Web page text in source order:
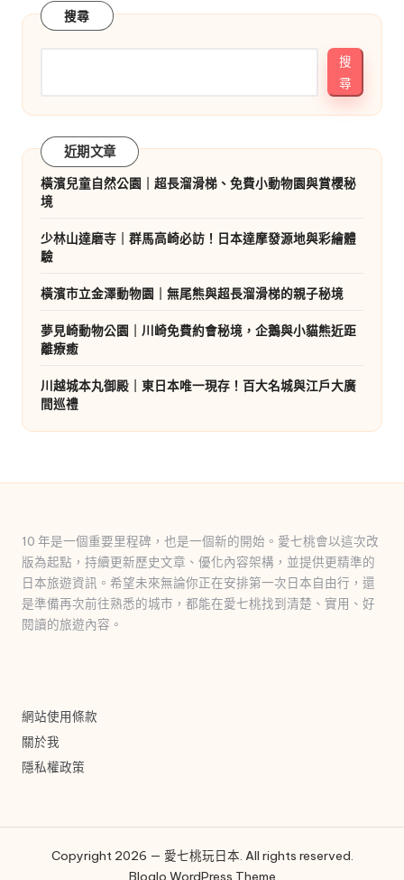
搜尋
搜
尋
近期文章
橫濱兒童自然公園｜超長溜滑梯、免費小動物園與賞櫻秘
境
少林山達磨寺｜群馬高崎必訪！日本達摩發源地與彩繪體
驗
橫濱市立金澤動物園｜無尾熊與超長溜滑梯的親子秘境
夢見崎動物公園｜川崎免費約會秘境，企鵝與小貓熊近距
離療癒
川越城本丸御殿｜東日本唯一現存！百大名城與江戶大廣
間巡禮
10 年是一個重要里程碑，也是一個新的開始。愛七桃會以這次改
版為起點，持續更新歷史文章、優化內容架構，並提供更精準的
日本旅遊資訊。希望未來無論你正在安排第一次日本自由行，還
是準備再次前往熟悉的城市，都能在愛七桃找到清楚、實用、好
閱讀的旅遊內容。
網站使用條款
關於我
隱私權政策
Copyright 2026 — 愛七桃玩日本. All rights reserved.
Bloglo WordPress Theme